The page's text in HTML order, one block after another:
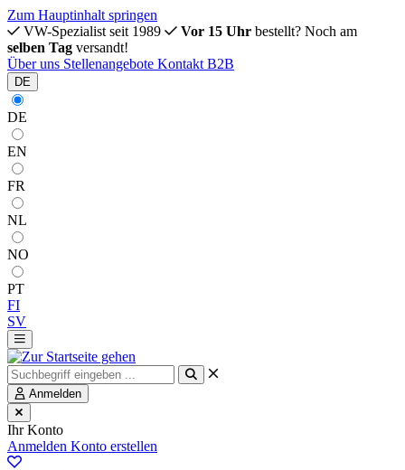
Zum Hauptinhalt springen
VW-Spezialist seit 1989
Vor 15 Uhr bestellt? Noch am
selben Tag versandt!
Über uns Stellenangebote Kontakt B2B
DE
DE
EN
FR
NL
NO
PT
FI
SV
Anmelden
Ihr Konto
Anmelden Konto erstellen